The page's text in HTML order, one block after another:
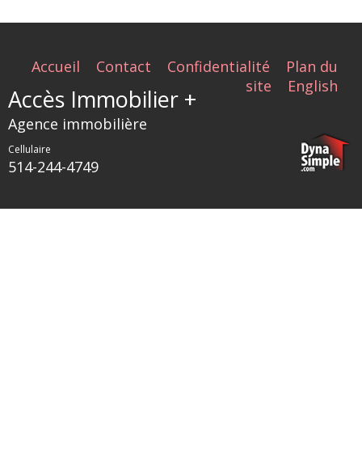
Accueil Contact Confidentialité
Plan du
site
English
Accès Immobilier +
Agence immobilière
Cellulaire
514-244-4749